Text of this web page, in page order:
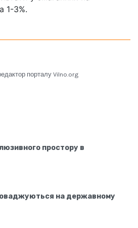
1-3%.
порталу Vilno.org
простору в
на державному